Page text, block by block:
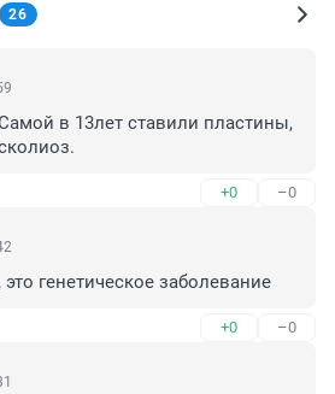
26
в 13лет ставили пластины,
+0 –0
генетическое заболевание
+0 –0